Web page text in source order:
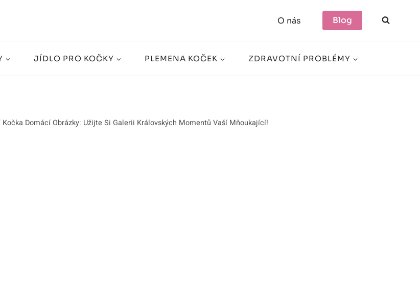
O nás Blog
JÍDLO PRO KOČKY PLEMENA KOČEK ZDRAVOTNÍ PROBLÉMY
Kočka Domácí Obrázky: Užijte Si Galerii Královských Momentů Vaší Mňoukající!